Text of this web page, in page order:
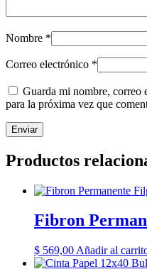
Nombre *
Correo electrónico *
Guarda mi nombre, correo
para la próxima vez que
Productos
Fibron
$ 569,00 Añadir al